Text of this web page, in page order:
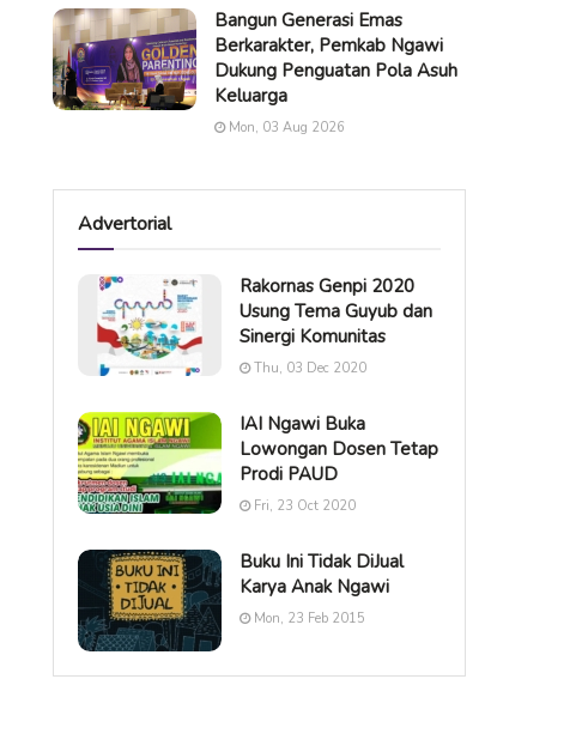
Bangun Generasi Emas
Berkarakter, Pemkab Ngawi
Dukung Penguatan Pola Asuh
Keluarga
Mon, 03 Aug 2026
Advertorial
Rakornas Genpi 2020
Usung Tema Guyub dan
Sinergi Komunitas
Thu, 03 Dec 2020
IAI Ngawi Buka
Lowongan Dosen Tetap
Prodi PAUD
Fri, 23 Oct 2020
Buku Ini Tidak DiJual
Karya Anak Ngawi
Mon, 23 Feb 2015